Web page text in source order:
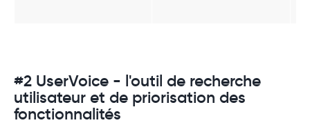
#2 UserVoice - l'outil de recherche
utilisateur et de priorisation des
fonctionnalités